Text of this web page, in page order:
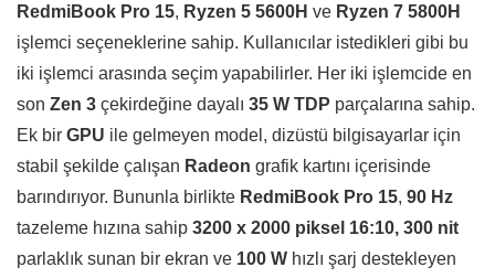
RedmiBook Pro 15, Ryzen 5 5600H ve Ryzen 7 5800H
işlemci seçeneklerine sahip. Kullanıcılar istedikleri gibi bu
iki işlemci arasında seçim yapabilirler. Her iki işlemcide en
son Zen 3 çekirdeğine dayalı 35 W TDP parçalarına sahip.
Ek bir GPU ile gelmeyen model, dizüstü bilgisayarlar için
stabil şekilde çalışan Radeon grafik kartını içerisinde
barındırıyor. Bununla birlikte RedmiBook Pro 15, 90 Hz
tazeleme hızına sahip 3200 x 2000 piksel 16:10, 300 nit
parlaklık sunan bir ekran ve 100 W hızlı şarj destekleyen